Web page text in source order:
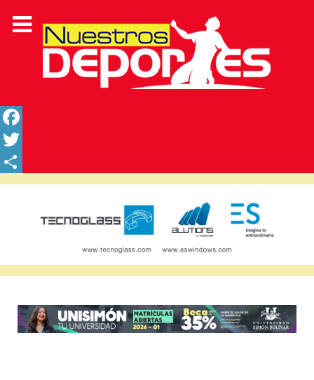
Facebook
Twitter
Share